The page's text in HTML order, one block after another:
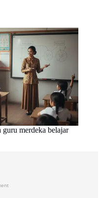
merdeka belajar